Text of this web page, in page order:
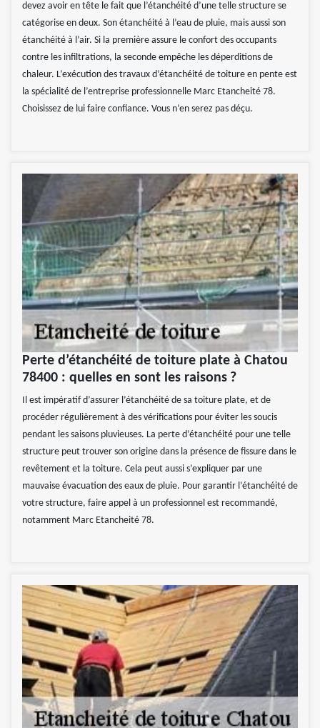
devez avoir en tête le fait que l’étanchéité d’une telle structure se
catégorise en deux. Son étanchéité à l’eau de pluie, mais aussi son
étanchéité à l’air. Si la première assure le confort des occupants
contre les infiltrations, la seconde empêche les déperditions de
chaleur. L’exécution des travaux d’étanchéité de toiture en pente est
la spécialité de l’entreprise professionnelle Marc Etancheité 78.
Choisissez de lui faire confiance. Vous n’en serez pas déçu.
Perte d’étanchéité de toiture plate à Chatou
78400 : quelles en sont les raisons ?
Il est impératif d’assurer l’étanchéité de sa toiture plate, et de
procéder régulièrement à des vérifications pour éviter les soucis
pendant les saisons pluvieuses. La perte d’étanchéité pour une telle
structure peut trouver son origine dans la présence de fissure dans le
revêtement et la toiture. Cela peut aussi s’expliquer par une
mauvaise évacuation des eaux de pluie. Pour garantir l’étanchéité de
votre structure, faire appel à un professionnel est recommandé,
notamment Marc Etancheité 78.